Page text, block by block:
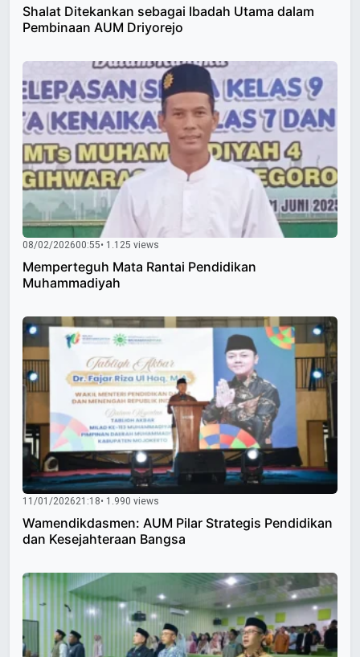
Shalat Ditekankan sebagai Ibadah Utama dalam
Pembinaan AUM Driyorejo
08/02/202600:55• 1.125 views
Memperteguh Mata Rantai Pendidikan
Muhammadiyah
11/01/202621:18• 1.990 views
Wamendikdasmen: AUM Pilar Strategis Pendidikan
dan Kesejahteraan Bangsa